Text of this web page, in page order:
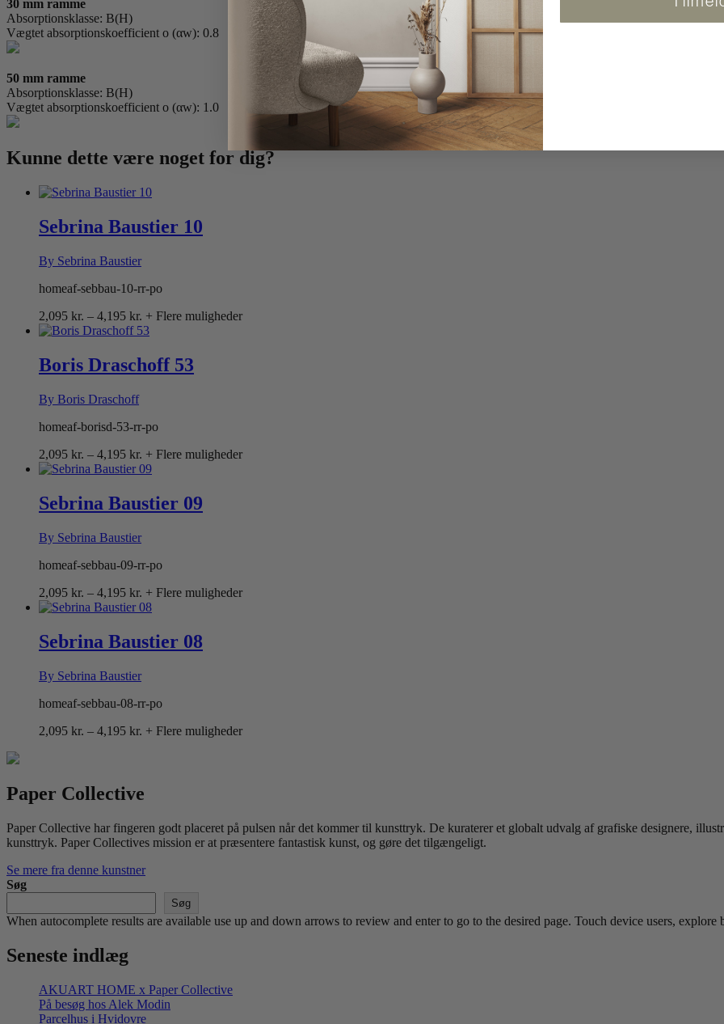
30 mm ramme
Absorptionsklasse: B(H)
Vægtet absorptionskoefficient o (αw): 0.8
50 mm ramme
Absorptionsklasse: B(H)
Vægtet absorptionskoefficient o (αw): 1.0
Kunne dette være noget for dig?
Sebrina Baustier 10
By Sebrina Baustier
homeaf-sebbau-10-rr-po
2,095 kr. – 4,195 kr. Prisinterval:
2,095 kr.
4,195 kr.
+ Flere muligheder
Boris Draschoff 53
By Boris Draschoff
homeaf-borisd-53-rr-po
2,095 kr. – 4,195 kr. Prisinterval:
2,095 kr.
4,195 kr.
+ Flere muligheder
Sebrina Baustier 09
By Sebrina Baustier
homeaf-sebbau-09-rr-po
2,095 kr. – 4,195 kr. Prisinterval:
2,095 kr.
4,195 kr.
+ Flere muligheder
Sebrina Baustier 08
By Sebrina Baustier
homeaf-sebbau-08-rr-po
2,095 kr. – 4,195 kr. Prisinterval:
+ Flere muligheder
Paper Collective
Paper Collective har fingeren godt placeret på pulsen når det kommer til kunsttryk. De kuraterer et globalt udvalg af grafiske designere,
kunsttryk. Paper Collectives mission er at præsentere fantastisk kunst, og gøre det tilgængeligt.
Se mere fra denne kunstner
Søg
Søg
When autocomplete results are available use up and down arrows to review and enter to go to the desired page. Touch device users,
Seneste indlæg
AKUART HOME x Paper Collective
På besøg hos Alek Modin
Parcelhus i Hvidovre